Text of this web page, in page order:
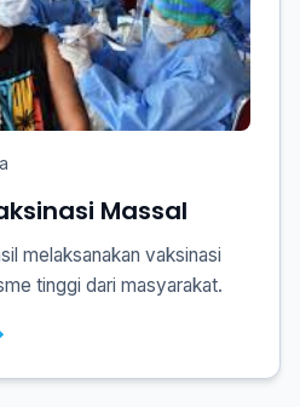
Massal
melaksanakan vaksinasi
tinggi dari masyarakat.